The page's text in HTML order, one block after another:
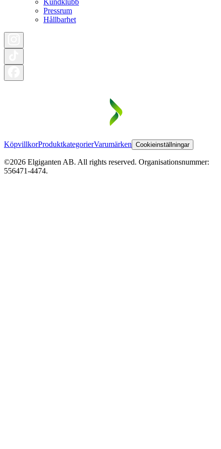
Pressrum
Hållbarhet
KöpvillkorProduktkategorierVarumärken Cookieinställningar
©2026 Elgiganten AB. All rights reserved. Organisationsnummer:
556471-4474.